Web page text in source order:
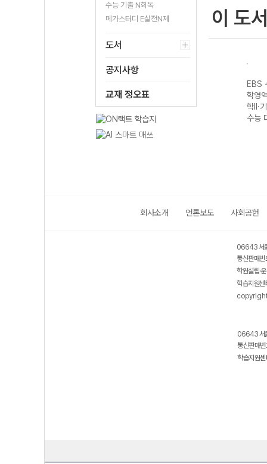
수능 기출 N회독
메가스터디 E실전N제
도서
공지사항
교재 정오표
이 도
학탐구영역 지구
과학II (2027 수
능 대비)
역 스페인어I
EBS
학영
학II·
수능
회사소개 언론보도 사회공헌
06643 서
통신판매
학원설립·
학습지원
06643 서
통신판매
학습지원